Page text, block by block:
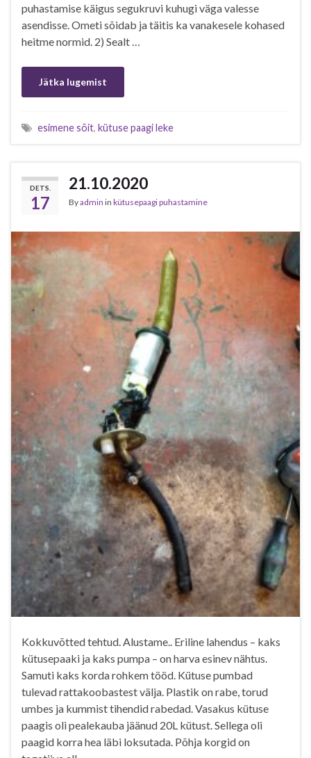
puhastamise käigus segukruvi kuhugi väga valesse
asendisse. Ometi sõidab ja täitis ka vanakesele kohased
heitme normid. 2) Sealt …
Jätka lugemist
esimene sõit, kütuse paagi leke
DETS.
17
21.10.2020
Byadmin in kütusepaagi puhastamine
Kokkuvõtted tehtud. Alustame.. Eriline lahendus – kaks
kütusepaaki ja kaks pumpa – on harva esinev nähtus.
Samuti kaks korda rohkem tööd. Kütuse pumbad
tulevad rattakoobastest välja. Plastik on rabe, torud
umbes ja kummist tihendid rabedad. Vasakus kütuse
paagis oli pealekauba jäänud 20L kütust. Sellega oli
paagid korra hea läbi loksutada. Põhja korgid on